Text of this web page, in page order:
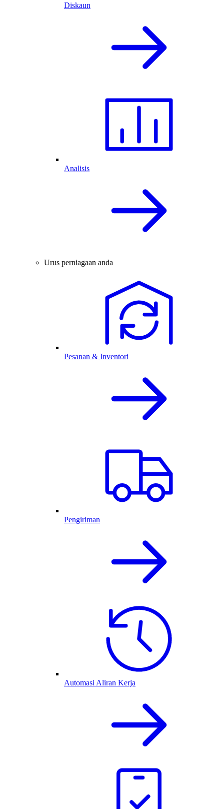
Diskaun
Analisis
Urus perniagaan anda
Pesanan & Inventori
Pengiriman
Automasi Aliran Kerja